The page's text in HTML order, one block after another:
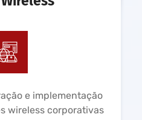
e implementação
wireless corporativas